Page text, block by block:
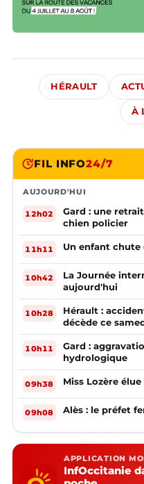
HÉRAULT
À
FIL INFO24/7
AUJOURD'HUI
12h02
Gard : une
chien policier
11h11 Un enfant
10h42
La Journée
aujourd'hui
10h28
Hérault :
décède ce
10h11
Gard :
hydrologique
09h38 Miss Lozère
09h08 Alès : le préfet
APPLICATION
InfOccitanie